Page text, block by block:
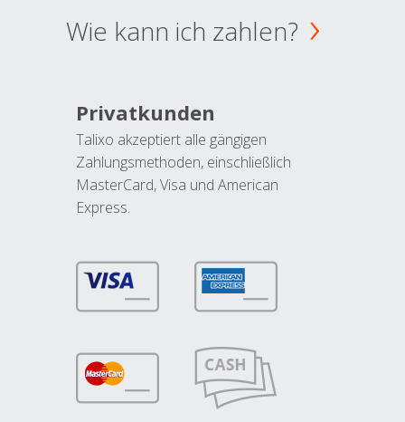
Wie kann ich zahlen?
Privatkunden
Talixo akzeptiert alle gängigen
Zahlungsmethoden, einschließlich
MasterCard, Visa und American
Express.